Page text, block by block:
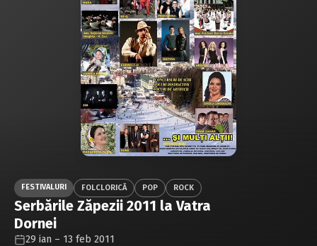
Caută în site...
FESTIVALURI FOLCLORICĂ POP ROCK
Serbările Zăpezii 2011 la Vatra
Dornei
29 ian – 13 feb 2011